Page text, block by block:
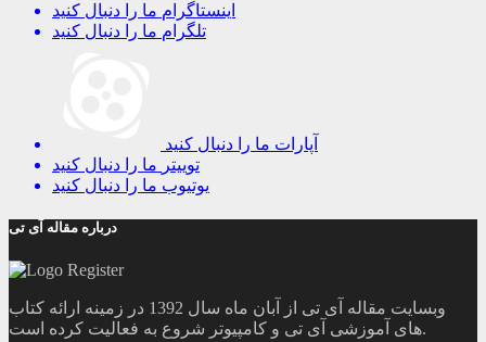
اینستاگرام ما را دنبال کنید
تلگرام ما را دنبال کنید
آپارات ما را دنبال کنید
توییتر ما را دنبال کنید
یوتیوب ما را دنبال کنید
درباره مقاله آی تی
وبسایت مقاله آی تی از آبان ماه سال 1392 در زمینه ارائه کتاب
های آموزشی آی تی و کامپیوتر شروع به فعالیت کرده است.